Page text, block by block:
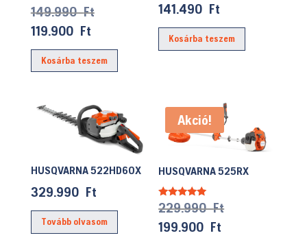
149.990FtOriginal
was:
149.990 Ft.
119.900 FtCurrent
price
is:
Kosárba teszem
141.490 Ft
Kosárba teszem
HUSQVARNA 522HD60X
329.990 Ft
Tovább olvasom
Akció!
HUSQVARNA 525RX
Értékelés:
5.00
/ 5
229.990FtOriginal
199.900 Ft